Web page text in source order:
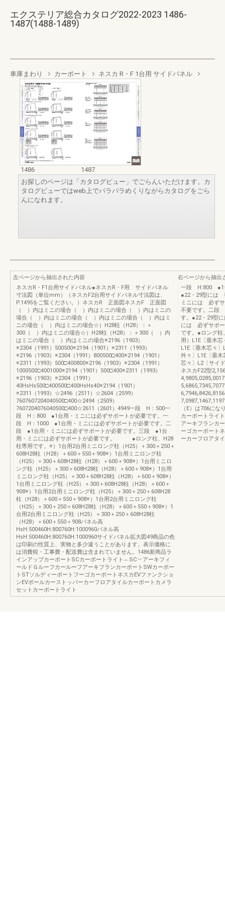
エクステリア総合カタログ2022-2023 1486-
1487(1488-1489)
車庫まわり カーポート ネスカ R・F 1台用 サイドパネル
1486
1487
お探しのページは「カタログビュー」でごらんいただけます。カ
タログビューではweb上でパラパラめくりながらカタログをごら
んになれます。
左ページから抽出された内容
ネスカR・F1台用サイドパネル●ネスカR・F用 サイドパネル
寸法図（単位mm）（ネスカF2台用サイドパネル寸法図は、
P.1495をご覧ください。）ネスカR 正面図ネスカF 正面図
（ ）内はミニの場合（ ）内はミニの場合（ ）内はミニの
場合（ ）内はミニの場合（ ）内はミニの場合（ ）内はミ
ニの場合（ ）内はミニの場合☆）H28柱（H28）：＋
300（ ）内はミニの場合☆）H28柱（H28）：＋300（ ）内
はミニの場合（ ）内はミニの場合※2196（1903）
※2304（1991）500500※2194（1901）※2311（1993）
※2196（1903）※2304（1991）800500□400※2194（1901）
※2311（1993）500□400800※2196（1903）※2304（1991）
1000500□4001000※2194（1901）500□400※2311（1993）
※2196（1903）※2304（1991）
40HsHs500□400500□400HsHs40※2194（1901）
※2311（1993）☆2496（2511）☆2604（2599）
7607607204040500□400☆2494（2509）
7607204076040500□400☆2611（2601）4949一段 H：500一
段 H：800 ●1台用・ミニには必ずサポートが必要です。一
段 H：1000 ●1台用・ミニには必ずサポートが必要です。二
段 ●1台用・ミニには必ずサポートが必要です。三段 ●1台
用・ミニには必ずサポートが必要です。 ●ロング柱、H28
柱専用です。※）1台用2台用ミニロング柱（H25）＋300＋250＋
608H28柱（H28）＋600＋550＋908※）1台用ミニロング柱
（H25）＋300＋608H28柱（H28）＋600＋908※）1台用ミニロ
ング柱（H25）＋300＋608H28柱（H28）＋600＋908※）1台用
ミニロング柱（H25）＋300＋608H28柱（H28）＋600＋908※）
1台用ミニロング柱（H25）＋300＋608H28柱（H28）＋600＋
908※）1台用2台用ミニロング柱（H25）＋300＋250＋608H28
柱（H28）＋600＋550＋908※）1台用2台用ミニロング柱
（H25）＋300＋250＋608H28柱（H28）＋600＋550＋908※）1
台用2台用ミニロング柱（H25）＋300＋250＋608H28柱
（H28）＋600＋550＋908パネル高
HsH:500460H:800760H:1000960パネル高
HsH:500460H:800760H:1000960サイドパネル拡大図49商品の色
は印刷の性質上、実物と多少違うことがあります。表示価格に
は消費税・工事費・配送費は含まれていません。1486新商品ラ
インアップカーポートSCカーポートライト︵SC︶アーキフィ
ールドＧルーフカールーフアーキフランカーポートSWカーポー
トSTソルディーポートフーゴカーポートネスカEVファンクショ
ンEVポールカーストッパーカーフロアタイルカーポートカメラ
セットカーポートライト
右ページから抽出
一段 H:800 ●1
●22・29型には
ミニには 必ず
不要です。二段
す。●22・29型
には 必ずサポ
です。●ロング柱
用）L1E〔垂木
L1E〔垂木芯々
外々〕L1E〔垂
芯々〕L2〔サイ
ネスカF22型
（E）は706に
カーポートライ
アーキフランカ
ーゴカーポート
ーカーフロアタ